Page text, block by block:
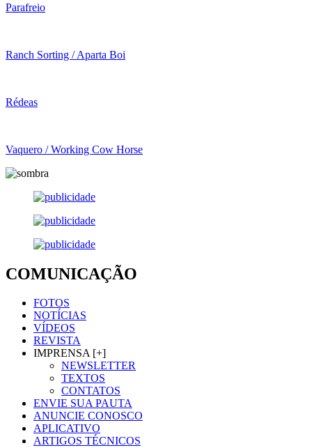
Parafreio
Ranch Sorting / Aparta Boi
Rédeas
Vaquero / Working Cow Horse
COMUNICAÇÃO
FOTOS
NOTÍCIAS
VÍDEOS
REVISTA
IMPRENSA [+]
NEWSLETTER
TEXTOS
CONTATOS
ENVIE SUA PAUTA
ANUNCIE CONOSCO
APLICATIVO
ARTIGOS TÉCNICOS